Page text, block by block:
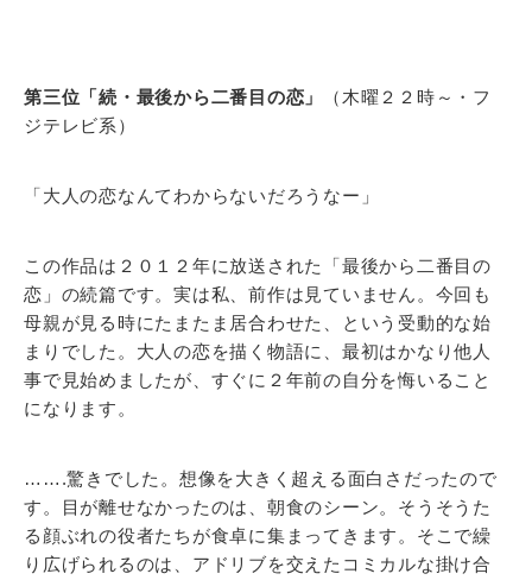
第三位「続・最後から二番目の恋」
（木曜２２時～・フ
ジテレビ系）
「大人の恋なんてわからないだろうなー」
この作品は２０１２年に放送された「最後から二番目の
恋」の続篇です。実は私、前作は見ていません。今回も
母親が見る時にたまたま居合わせた、という受動的な始
まりでした。大人の恋を描く物語に、最初はかなり他人
事で見始めましたが、すぐに２年前の自分を悔いること
になります。
…….驚きでした。想像を大きく超える面白さだったので
す。目が離せなかったのは、朝食のシーン。そうそうた
る顔ぶれの役者たちが食卓に集まってきます。そこで繰
り広げられるのは、アドリブを交えたコミカルな掛け合